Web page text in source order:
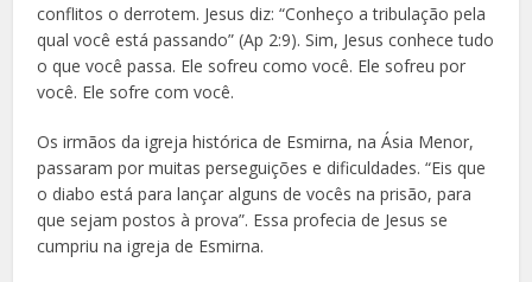
conflitos o derrotem. Jesus diz: “Conheço a tribulação pela
qual você está passando” (Ap 2:9). Sim, Jesus conhece tudo
o que você passa. Ele sofreu como você. Ele sofreu por
você. Ele sofre com você.
Os irmãos da igreja histórica de Esmirna, na Ásia Menor,
passaram por muitas perseguições e dificuldades. “Eis que
o diabo está para lançar alguns de vocês na prisão, para
que sejam postos à prova”. Essa profecia de Jesus se
cumpriu na igreja de Esmirna.